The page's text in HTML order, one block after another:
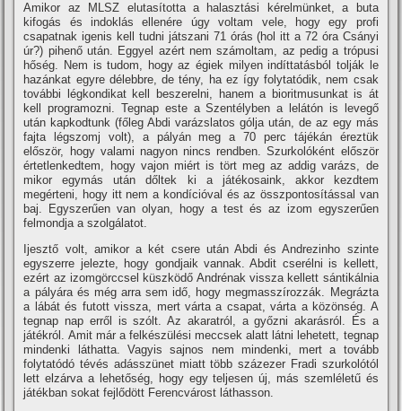
Amikor az MLSZ elutasí­totta a halasztási kérelmünket, a buta
kifogás és indoklás ellenére úgy voltam vele, hogy egy profi
csapatnak igenis kell tudni játszani 71 órás (hol itt a 72 óra Csányi
úr?) pihenő után. Eggyel azért nem számoltam, az pedig a trópusi
hőség. Nem is tudom, hogy az égiek milyen indí­ttatásból tolják le
hazánkat egyre délebbre, de tény, ha ez í­gy folytatódik, nem csak
további légkondikat kell beszerelni, hanem a bioritmusunkat is át
kell programozni. Tegnap este a Szentélyben a lelátón is levegő
után kapkodtunk (főleg Abdi varázslatos gólja után, de az egy más
fajta légszomj volt), a pályán meg a 70 perc tájékán éreztük
először, hogy valami nagyon nincs rendben. Szurkolóként először
értetlenkedtem, hogy vajon miért is tört meg az addig varázs, de
mikor egymás után dőltek ki a játékosaink, akkor kezdtem
megérteni, hogy itt nem a kondí­cióval és az összpontosí­tással van
baj. Egyszerűen van olyan, hogy a test és az izom egyszerűen
felmondja a szolgálatot.
Ijesztő volt, amikor a két csere után Abdi és Andrezinho szinte
egyszerre jelezte, hogy gondjaik vannak. Abdit cserélni is kellett,
ezért az izomgörccsel küszködő Andrénak vissza kellett sántikálnia
a pályára és még arra sem idő, hogy megmasszí­rozzák. Megrázta
a lábát és futott vissza, mert várta a csapat, várta a közönség. A
tegnap nap erről is szólt. Az akaratról, a győzni akarásról. És a
játékról. Amit már a felkészülési meccsek alatt látni lehetett, tegnap
mindenki láthatta. Vagyis sajnos nem mindenki, mert a tovább
folytatódó tévés adásszünet miatt több százezer Fradi szurkolótól
lett elzárva a lehetőség, hogy egy teljesen új, más szemléletű és
játékban sokat fejlődött Ferencvárost láthasson.